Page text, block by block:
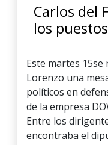
Carlos del
los
Este martes 15se
Lorenzo una
políticos en
de la empresa
Entre los
encontraba el